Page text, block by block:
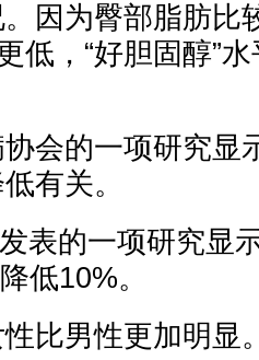
因为臀部脂肪比
低，“好胆固醇”
会的一项研究显
有关。
表的一项研究显
低10%。
比男性更加明显